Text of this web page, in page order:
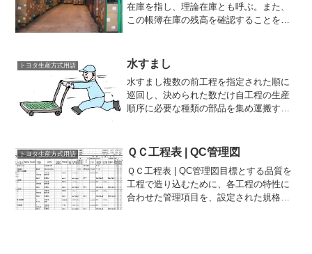
在庫を指し、理論在庫とも呼ぶ。また、
この帳簿在庫の残高を確認することを帳
に引当計算を行う。MRPの計画の精度を
高めるには、実在庫と...
トヨタ生産方式用語 水すまし
水すまし複数の前工程を指定された順に
巡回し、決められた数だけ自工程の生産
順序に必要な種類の部品を集め運搬する
う。部品供給係のことをいう。置場と工
程間を、部品を運搬して回る...
トヨタ生産方式用語 ＱＣ工程表 | QC管理図
ＱＣ工程表 | QC管理図目標とする品質を
工程で造り込むために、各工程の特性に
合わせた管理項目を、設定された規格や